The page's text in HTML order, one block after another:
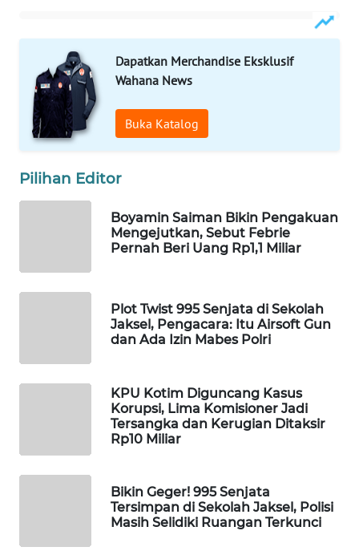
Dapatkan Merchandise Eksklusif
Wahana News
Buka Katalog
Pilihan Editor
Boyamin Saiman Bikin Pengakuan
Mengejutkan, Sebut Febrie
Pernah Beri Uang Rp1,1 Miliar
Plot Twist 995 Senjata di Sekolah
Jaksel, Pengacara: Itu Airsoft Gun
dan Ada Izin Mabes Polri
KPU Kotim Diguncang Kasus
Korupsi, Lima Komisioner Jadi
Tersangka dan Kerugian Ditaksir
Rp10 Miliar
Bikin Geger! 995 Senjata
Tersimpan di Sekolah Jaksel, Polisi
Masih Selidiki Ruangan Terkunci
PERSONA
WAHANA
OTOMOTIF
WAHANA
HEALTH
LAPAK
Network
KELISTRIKAN